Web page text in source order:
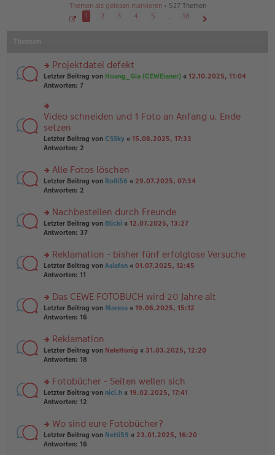
Themen als gelesen markieren• 527 Themen
v
o
n
1
1 2 3 4 5 …
18
rs
te
u
n
g
el
es
e
er
B
ei
tr
g
Projektdatei defekt
Letzter Beitrag von Hoang_Gia (CEWEianer) « 12.10.2025, 11:04
Antworten: 7
rs
te
r
u
n
el
es
e
B
ei
tr
g
Video schneiden und 1 Foto an Anfang u. Ende
setzen
Letzter Beitrag von CSSky « 15.08.2025, 17:33
Antworten: 2
rs
te
n
g
el
e
n
er
tr
a
g
Alle Fotos löschen
Letzter Beitrag von Rolli56 « 29.07.2025, 07:34
Antworten: 2
rs
te
n
g
el
e
n
er
tr
a
g
Nachbestellen durch Freunde
Letzter Beitrag von Blicki « 12.07.2025, 13:27
Antworten: 37
rs
te
n
g
el
e
n
er
tr
a
g
Reklamation - bisher fünf erfolglose Versuche
Letzter Beitrag von Asiafan « 01.07.2025, 12:45
Antworten: 11
rs
te
n
g
el
e
n
er
tr
a
g
Das CEWE FOTOBUCH wird 20 Jahre alt
Letzter Beitrag von Maresa « 19.06.2025, 15:12
Antworten: 16
rs
te
n
g
el
e
n
er
Reklamation
Letzter Beitrag von NeleHonig « 31.03.2025, 12:20
Antworten: 18
rs
te
n
g
el
Fotobücher - Seiten wellen sich
Letzter Beitrag von nici.h « 19.02.2025, 17:41
Antworten: 12
rs
te
Wo sind eure Fotobücher?
Letzter Beitrag von Netti59 « 23.01.2025, 16:20
Antworten: 16